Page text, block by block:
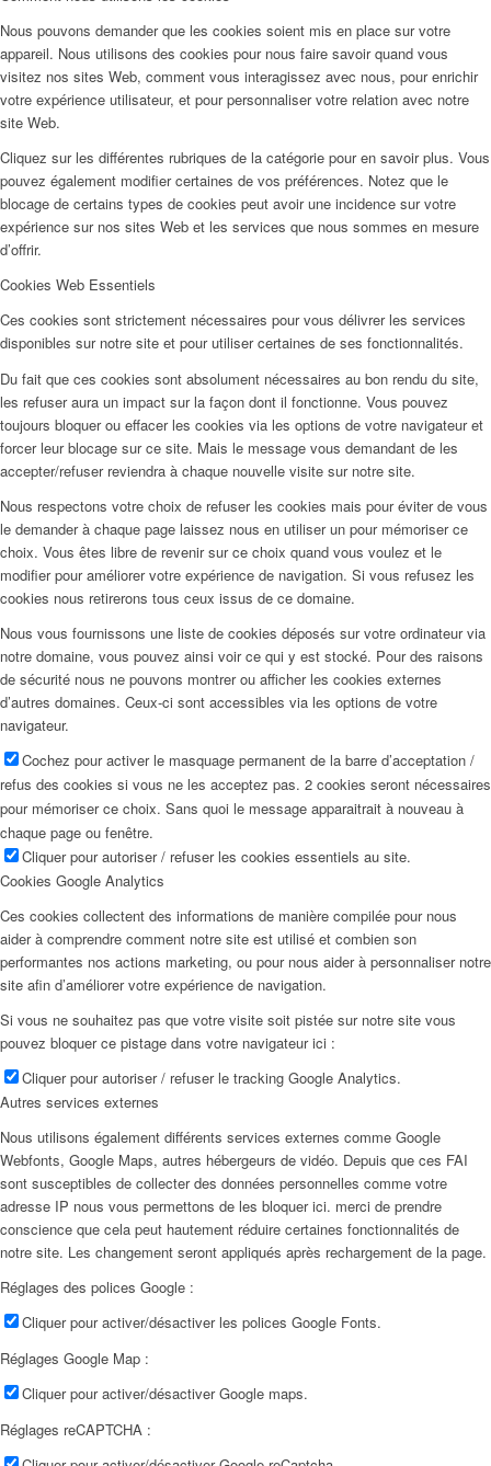
Nous pouvons demander que les cookies soient mis en place sur votre
appareil. Nous utilisons des cookies pour nous faire savoir quand vous
visitez nos sites Web, comment vous interagissez avec nous, pour enrichir
votre expérience utilisateur, et pour personnaliser votre relation avec notre
site Web.
Cliquez sur les différentes rubriques de la catégorie pour en savoir plus. Vous
pouvez également modifier certaines de vos préférences. Notez que le
blocage de certains types de cookies peut avoir une incidence sur votre
expérience sur nos sites Web et les services que nous sommes en mesure
d’offrir.
Cookies Web Essentiels
Ces cookies sont strictement nécessaires pour vous délivrer les services
disponibles sur notre site et pour utiliser certaines de ses fonctionnalités.
Du fait que ces cookies sont absolument nécessaires au bon rendu du site,
les refuser aura un impact sur la façon dont il fonctionne. Vous pouvez
toujours bloquer ou effacer les cookies via les options de votre navigateur et
forcer leur blocage sur ce site. Mais le message vous demandant de les
accepter/refuser reviendra à chaque nouvelle visite sur notre site.
Nous respectons votre choix de refuser les cookies mais pour éviter de vous
le demander à chaque page laissez nous en utiliser un pour mémoriser ce
choix. Vous êtes libre de revenir sur ce choix quand vous voulez et le
modifier pour améliorer votre expérience de navigation. Si vous refusez les
cookies nous retirerons tous ceux issus de ce domaine.
Nous vous fournissons une liste de cookies déposés sur votre ordinateur via
notre domaine, vous pouvez ainsi voir ce qui y est stocké. Pour des raisons
de sécurité nous ne pouvons montrer ou afficher les cookies externes
d’autres domaines. Ceux-ci sont accessibles via les options de votre
navigateur.
Cochez pour activer le masquage permanent de la barre d’acceptation /
refus des cookies si vous ne les acceptez pas. 2 cookies seront nécessaires
pour mémoriser ce choix. Sans quoi le message apparaitrait à nouveau à
chaque page ou fenêtre.
Cliquer pour autoriser / refuser les cookies essentiels au site.
Cookies Google Analytics
Ces cookies collectent des informations de manière compilée pour nous
aider à comprendre comment notre site est utilisé et combien son
performantes nos actions marketing, ou pour nous aider à personnaliser notre
site afin d’améliorer votre expérience de navigation.
Si vous ne souhaitez pas que votre visite soit pistée sur notre site vous
pouvez bloquer ce pistage dans votre navigateur ici :
Cliquer pour autoriser / refuser le tracking Google Analytics.
Autres services externes
Nous utilisons également différents services externes comme Google
Webfonts, Google Maps, autres hébergeurs de vidéo. Depuis que ces FAI
sont susceptibles de collecter des données personnelles comme votre
adresse IP nous vous permettons de les bloquer ici. merci de prendre
conscience que cela peut hautement réduire certaines fonctionnalités de
notre site. Les changement seront appliqués après rechargement de la page.
Réglages des polices Google :
Cliquer pour activer/désactiver les polices Google Fonts.
Réglages Google Map :
Cliquer pour activer/désactiver Google maps.
Réglages reCAPTCHA :